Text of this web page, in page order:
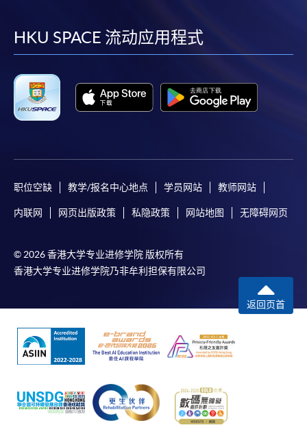
facebook
youtube
linkedin
HKU SPACE 流动应用程式
职位空缺 教学/报名中心地点 学员网站 教师网站
内联网 网页出版政策 私隐政策 网站地图 无障碍网页
© 2026 香港大学专业进修学院 版权所有
香港大学专业进修学院乃非牟利担保有限公司
返回页首